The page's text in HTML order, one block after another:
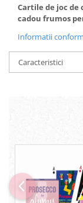
Cartile de joc
cadou frumos
Informatii
Caracteristici